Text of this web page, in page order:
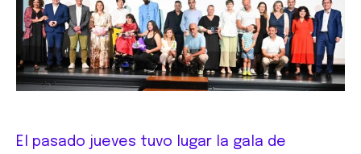
El pasado jueves tuvo lugar la gala de